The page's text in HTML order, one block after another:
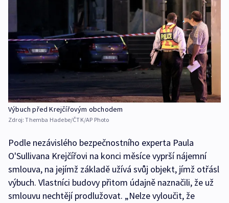
Výbuch před Krejčířovým obchodem
Zdroj:Themba Hadebe/ČTK/AP Photo
Podle nezávislého bezpečnostního experta Paula
O'Sullivana Krejčířovi na konci měsíce vyprší nájemní
smlouva, na jejímž základě užívá svůj objekt, jímž otřásl
výbuch. Vlastníci budovy přitom údajně naznačili, že už
smlouvu nechtějí prodlužovat. „Nelze vyloučit, že